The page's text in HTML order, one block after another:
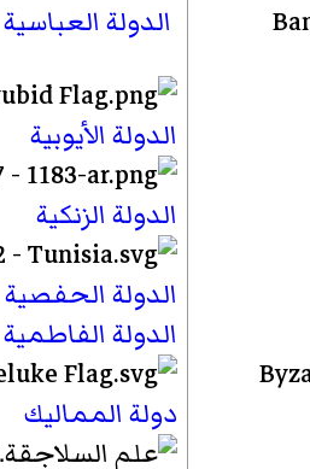
الدولة العباسية
الدولة الأيوبية
الدولة الزنكية
الدولة الحفصية
الدولة الفاطمية
دولة المماليك